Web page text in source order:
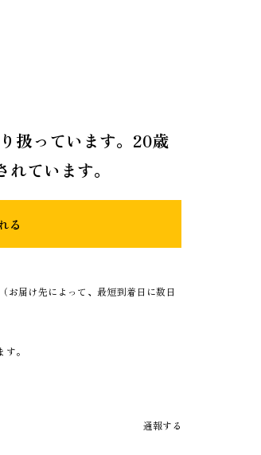
扱っています。20歳
ています。
る
届け先によって、最短到着日に数日
。
通報する